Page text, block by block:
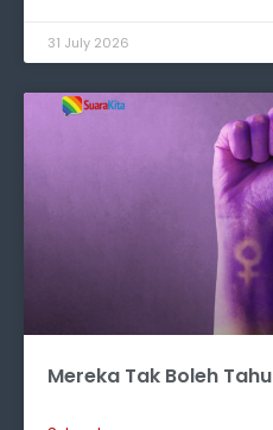
31 July 2026
Mereka Tak Boleh Tahu